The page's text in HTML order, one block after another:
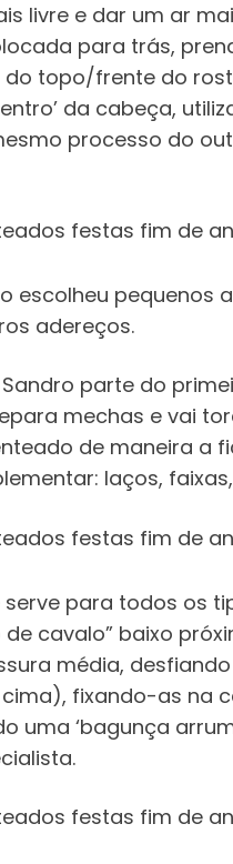
livre e dar um ar
para trás,
topo/frente do
da cabeça,
processo do
escolheu pequenos
adereços.
parte do
mechas e vai
de maneira a
laços,
para todos os
cavalo” baixo
média,
fixando-as na
uma ‘bagunça